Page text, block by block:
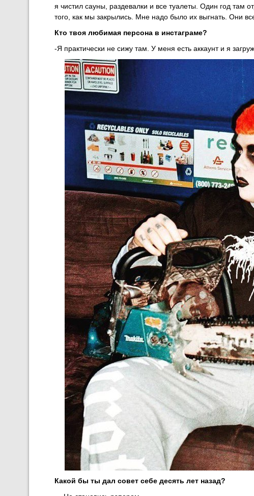
я чистил сауны, раздевалки и все туалеты. Один год там
того, как мы закрылись. Мне надо было их выгнать. Они
Кто твоя любимая персона в инстаграме?
-Я практически не сижу там. У меня есть аккаунт и я
Какой бы ты дал совет себе десять лет назад?